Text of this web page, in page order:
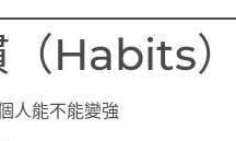
Habits）
人能不能變強